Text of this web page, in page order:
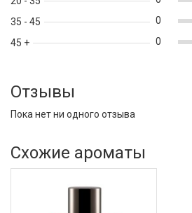
35 - 45
45 +
0
0
Отзывы
Пока нет ни одного отзыва
Схожие ароматы